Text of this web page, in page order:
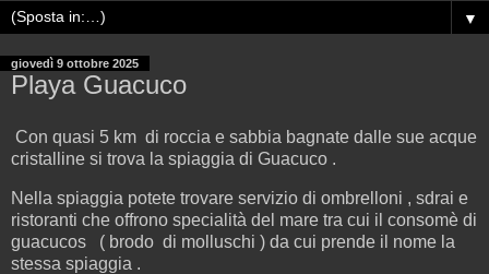
▼
giovedì 9 ottobre 2025
Playa Guacuco
Con quasi 5 km di roccia e sabbia bagnate dalle sue acque
cristalline si trova la spiaggia di Guacuco .
Nella spiaggia potete trovare servizio di ombrelloni , sdrai e
ristoranti che offrono specialità del mare tra cui il consomè di
guacucos ( brodo di molluschi ) da cui prende il nome la
stessa spiaggia .